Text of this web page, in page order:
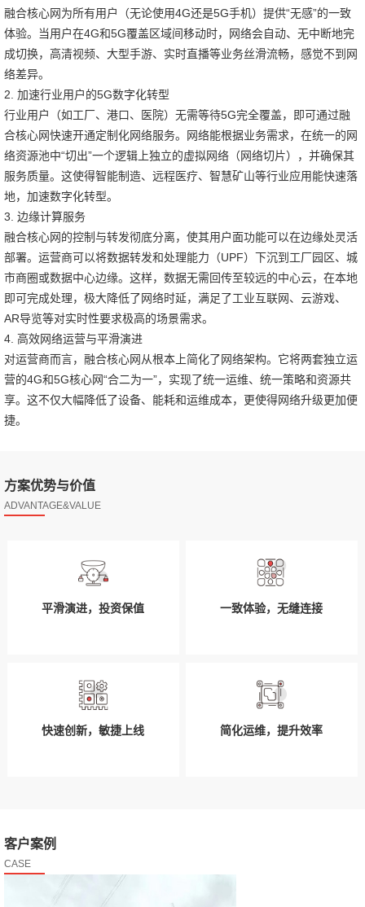
融合核心网为所有用户（无论使用4G还是5G手机）提供“无感”的一致
体验。当用户在4G和5G覆盖区域间移动时，网络会自动、无中断地完
成切换，高清视频、大型手游、实时直播等业务丝滑流畅，感觉不到网
络差异。
2. 加速行业用户的5G数字化转型
行业用户（如工厂、港口、医院）无需等待5G完全覆盖，即可通过融
合核心网快速开通定制化网络服务。网络能根据业务需求，在统一的网
络资源池中“切出”一个逻辑上独立的虚拟网络（网络切片），并确保其
服务质量。这使得智能制造、远程医疗、智慧矿山等行业应用能快速落
地，加速数字化转型。
3. 边缘计算服务
融合核心网的控制与转发彻底分离，使其用户面功能可以在边缘处灵活
部署。运营商可以将数据转发和处理能力（UPF）下沉到工厂园区、城
市商圈或数据中心边缘。这样，数据无需回传至较远的中心云，在本地
即可完成处理，极大降低了网络时延，满足了工业互联网、云游戏、
AR导览等对实时性要求极高的场景需求。
4. 高效网络运营与平滑演进
对运营商而言，融合核心网从根本上简化了网络架构。它将两套独立运
营的4G和5G核心网“合二为一”，实现了统一运维、统一策略和资源共
享。这不仅大幅降低了设备、能耗和运维成本，更使得网络升级更加便
捷。
方案优势与价值
ADVANTAGE&VALUE
平滑演进，投资保值 一致体验，无缝连接
快速创新，敏捷上线 简化运维，提升效率
客户案例
CASE